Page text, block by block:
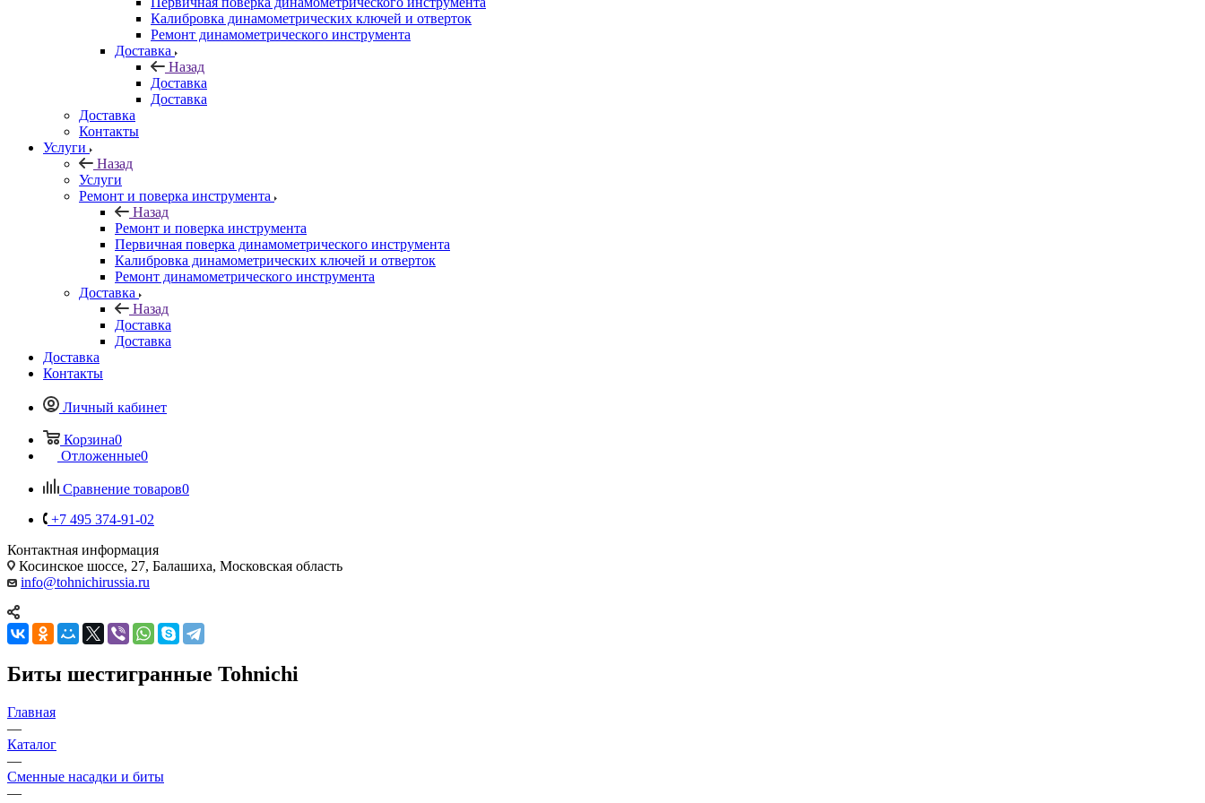
Калибровка динамометрических ключей и отверток
Ремонт динамометрического инструмента
Доставка
Назад
Доставка
Доставка
Доставка
Контакты
Услуги
Назад
Услуги
Ремонт и поверка инструмента
Назад
Ремонт и поверка инструмента
Первичная поверка динамометрического инструмента
Калибровка динамометрических ключей и отверток
Ремонт динамометрического инструмента
Доставка
Назад
Доставка
Доставка
Доставка
Контакты
Личный кабинет
Корзина0
Отложенные0
Сравнение товаров0
+7 495 374-91-02
Контактная информация
Косинское шоссе, 27, Балашиха, Московская область
info@tohnichirussia.ru
Биты шестигранные Tohnichi
Главная
—
Каталог
—
Сменные насадки и биты
—